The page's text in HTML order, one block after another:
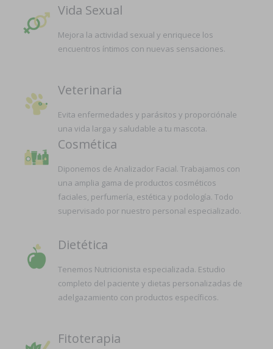
Vida Sexual
Mejora la actividad sexual y enriquece los
encuentros íntimos con nuevas sensaciones.
Veterinaria
Evita enfermedades y parásitos y proporciónale
una vida larga y saludable a tu mascota.
Cosmética
Diponemos de Analizador Facial. Trabajamos con
una amplia gama de productos cosméticos
faciales, perfumería, estética y podología. Todo
supervisado por nuestro personal especializado.
Dietética
Tenemos Nutricionista especializada. Estudio
completo del paciente y dietas personalizadas de
adelgazamiento con productos específicos.
Fitoterapia